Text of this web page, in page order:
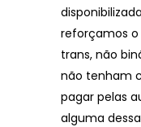
reforçamos o
trans, não
não tenham
pagar pelas
alguma